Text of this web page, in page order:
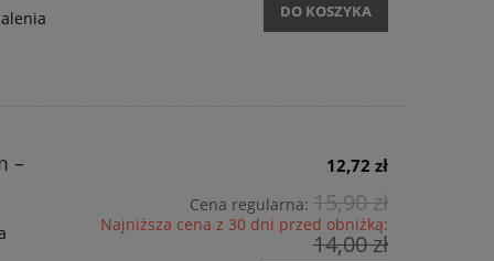
DO KOSZYKA
– 12,72 zł
Cena regularna: 15,90 zł
Najniższa cena z 30 dni przed obniżką:
14,00 zł